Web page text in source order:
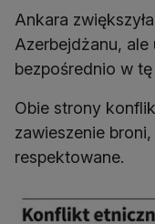
Ankara
Azerbejdżanu,
bezpośrednio w
Obie strony
zawieszenie
respektowane.